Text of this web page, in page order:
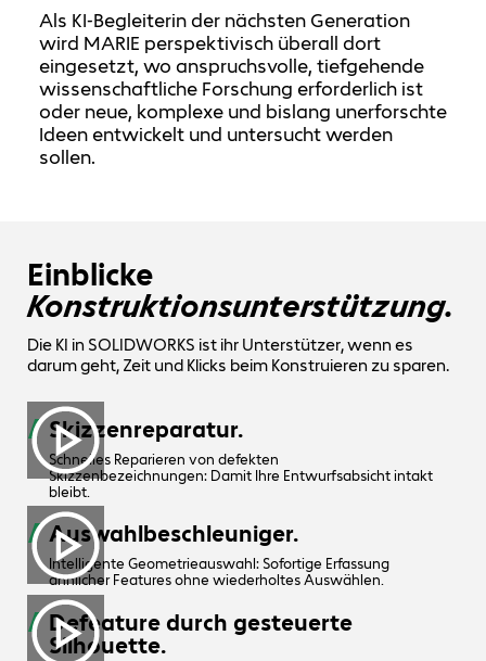
Als KI‑Begleiterin der nächsten Generation
wird MARIE perspektivisch überall dort
eingesetzt, wo anspruchsvolle, tiefgehende
wissenschaftliche Forschung erforderlich ist
oder neue, komplexe und bislang unerforschte
Ideen entwickelt und untersucht werden
sollen.
Einblicke
Konstruktionsunterstützung.
Die KI in SOLIDWORKS ist ihr Unterstützer, wenn es
darum geht, Zeit und Klicks beim Konstruieren zu sparen.
Skizzenreparatur.
Schnelles Reparieren von defekten
Skizzenbezeichnungen: Damit Ihre Entwurfsabsicht intakt
bleibt.
Auswahlbeschleuniger.
Intelligente Geometrieauswahl: Sofortige Erfassung
ähnlicher Features ohne wiederholtes Auswählen.
Defeature durch gesteuerte
Silhouette.